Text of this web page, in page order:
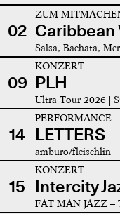
02
ZUM
Caribbean
Salsa, Bachata,
09
KONZERT
PLH
Ultra Tour 2026 |
14
PERFORMANCE
LETTERS
amburo/fleischlin
15
KONZERT
Intercity
FAT MAN JAZZ –